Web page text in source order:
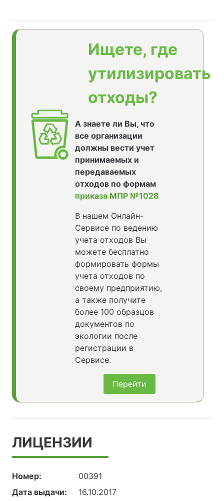
Ищете, где
утилизировать
отходы?
А знаете ли Вы, что
все организации
должны вести учет
принимаемых и
передаваемых
отходов по формам
приказа МПР №1028
В нашем Онлайн-
Сервисе по ведению
учета отходов Вы
можете бесплатно
формировать формы
учета отходов по
своему предприятию,
а также получите
более 100 образцов
документов по
экологии после
регистрации в
Сервисе.
Перейти
ЛИЦЕНЗИИ
Номер:
00391
Дата выдачи:
16.10.2017